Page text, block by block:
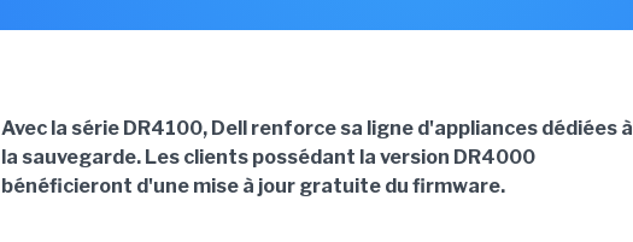
Avec la série DR4100, Dell renforce sa ligne d'appliances dédiées à
la sauvegarde. Les clients possédant la version DR4000
bénéficieront d'une mise à jour gratuite du firmware.